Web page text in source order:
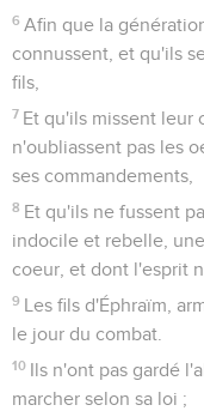
6 Afin que la
connussent, et qu'ils
fils,
7 Et qu'ils missent leur
n'oubliassent pas les
ses commandements,
8 Et qu'ils ne fussent
indocile et rebelle,
coeur, et dont l'esprit
9 Les fils d'Éphraïm,
le jour du combat.
10 Ils n'ont pas gardé
marcher selon sa loi ;